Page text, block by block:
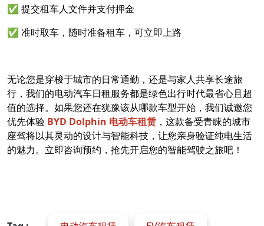
✅ 提交租车人文件并支付押金
✅ 准时取车，随时准备租车，可立即上路
无论您是穿梭于城市的日常通勤，还是与家人共享长途旅
行，我们的电动汽车日租服务都是绿色出行时代最省心且超
值的选择。如果您还在犹豫该从哪款车型开始，我们诚邀您
优先体验 BYD Dolphin 电动车租赁 ，这款备受青睐的城市
座驾将以其灵动的设计与智能科技，让您亲身验证纯电生活
的魅力。立即咨询预约，抢先开启您的智能驾驶之旅吧！